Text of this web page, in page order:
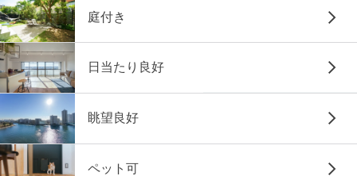
庭付き
日当たり良好
眺望良好
ペット可